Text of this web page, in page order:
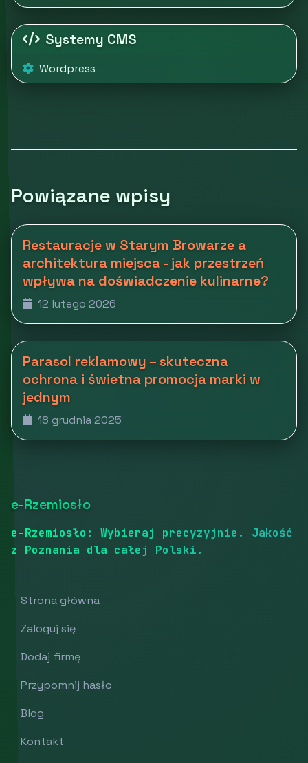
Systemy CMS
Wordpress
Powiązane wpisy
Restauracje w Starym Browarze a
architektura miejsca - jak przestrzeń
wpływa na doświadczenie kulinarne?
12 lutego 2026
Parasol reklamowy – skuteczna
ochrona i świetna promocja marki w
jednym
18 grudnia 2025
e-Rzemiosło
e-Rzemiosło: Wybieraj precyzyjnie. Jakość
z Poznania dla całej Polski.
Strona główna
Zaloguj się
Dodaj firmę
Przypomnij hasło
Blog
Kontakt